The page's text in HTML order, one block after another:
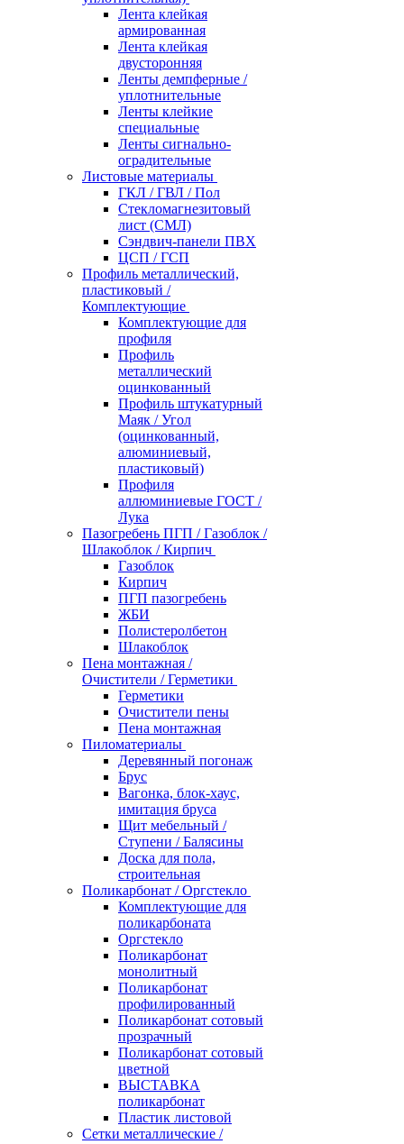
Лента клейкая
армированная
Лента клейкая
двусторонняя
Ленты демпферные /
уплотнительные
Ленты клейкие
специальные
Ленты сигнально-
оградительные
Листовые материалы
ГКЛ / ГВЛ / Пол
Стекломагнезитовый
лист (СМЛ)
Сэндвич-панели ПВХ
ЦСП / ГСП
Профиль металлический,
пластиковый /
Комплектующие
Комплектующие для
профиля
Профиль
металлический
оцинкованный
Профиль штукатурный
Маяк / Угол
(оцинкованный,
алюминиевый,
пластиковый)
Профиля
аллюминиевые ГОСТ /
Лука
Пазогребень ПГП / Газоблок /
Шлакоблок / Кирпич
Газоблок
Кирпич
ПГП пазогребень
ЖБИ
Полистеролбетон
Шлакоблок
Пена монтажная /
Очистители / Герметики
Герметики
Очистители пены
Пена монтажная
Пиломатериалы
Деревянный погонаж
Брус
Вагонка, блок-хаус,
имитация бруса
Щит мебельный /
Ступени / Балясины
Доска для пола,
строительная
Поликарбонат / Оргстекло
Комплектующие для
поликарбоната
Оргстекло
Поликарбонат
монолитный
Поликарбонат
профилированный
Поликарбонат сотовый
прозрачный
Поликарбонат сотовый
цветной
ВЫСТАВКА
поликарбонат
Пластик листовой
Сетки металлические /